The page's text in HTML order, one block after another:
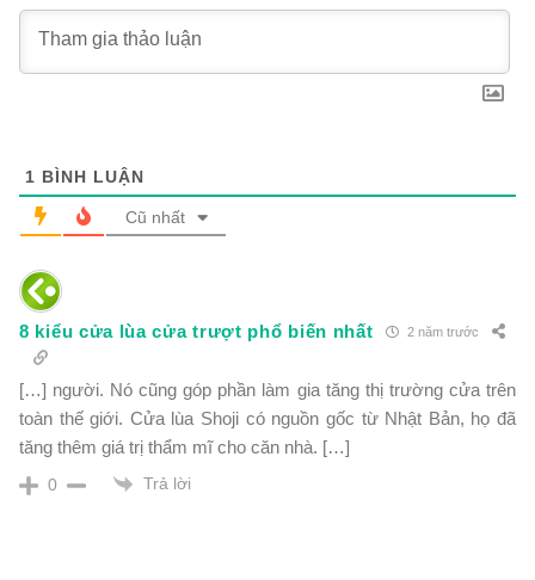
1 BÌNH LUẬN
Cũ nhất
8 kiểu cửa lùa cửa trượt phổ biến nhất 2 năm trước
[…] người. Nó cũng góp phần làm gia tăng thị trường cửa trên
toàn thế giới. Cửa lùa Shoji có nguồn gốc từ Nhật Bản, họ đã
tăng thêm giá trị thẩm mĩ cho căn nhà. […]
0 Trả lời